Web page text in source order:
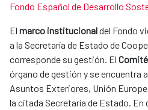
Fondo Español de Desarrollo
El marco institucionaldel Fondo
a la Secretaría de Estado de
corresponde su gestión. El
órgano de gestión y se encuentra
Asuntos Exteriores, Unión
la citada Secretaría de Estado.